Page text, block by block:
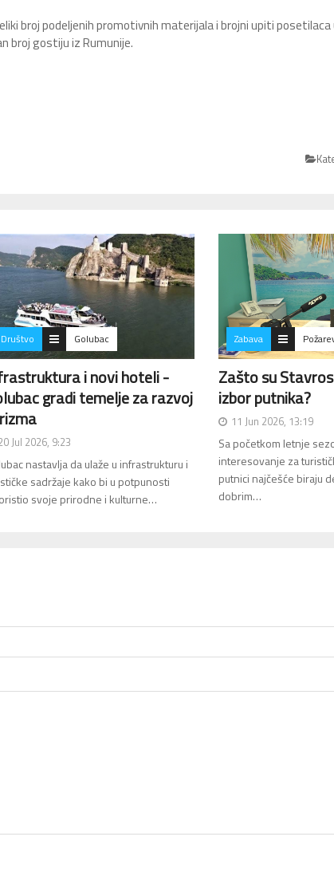
broj podeljenih promotivnih materijala i brojni upiti
broj gostiju iz Rumunije.
Društvo Golubac
i novi hoteli -
gradi temelje za razvoj
Jul 2026, 9:23
nastavlja da ulaže u infrastrukturu i
sadržaje kako bi u potpunosti
svoje prirodne i kulturne…
Zabava
Zašto su
izbor putnika?
11 Jun 2026, 13:19
Sa početkom letnje
interesovanje za
putnici najčešće biraju
dobrim…